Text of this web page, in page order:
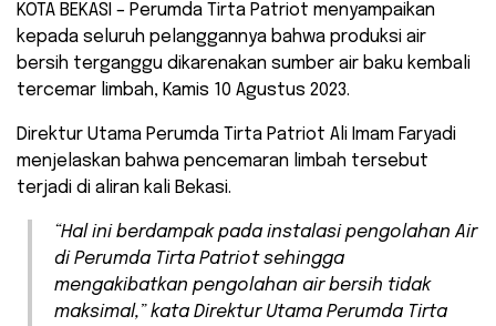
KOTA BEKASI – Perumda Tirta Patriot menyampaikan
kepada seluruh pelanggannya bahwa produksi air
bersih terganggu dikarenakan sumber air baku kembali
tercemar limbah, Kamis 10 Agustus 2023.
Direktur Utama Perumda Tirta Patriot Ali Imam Faryadi
menjelaskan bahwa pencemaran limbah tersebut
terjadi di aliran kali Bekasi.
“Hal ini berdampak pada instalasi pengolahan Air
di Perumda Tirta Patriot sehingga
mengakibatkan pengolahan air bersih tidak
maksimal,” kata Direktur Utama Perumda Tirta